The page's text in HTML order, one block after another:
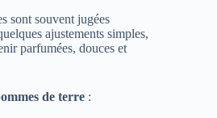
sont souvent jugées
ajustements simples,
parfumées, douces et
de terre :